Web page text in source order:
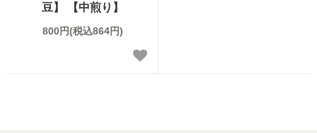
豆】 【中煎り】
800円(税込864円)